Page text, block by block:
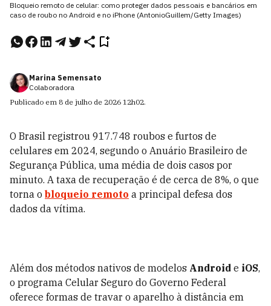
Bloqueio remoto de celular: como proteger dados pessoais e bancários em
caso de roubo no Android e no iPhone (AntonioGuillem/Getty Images)
Marina Semensato
Colaboradora
Publicado em 8 de julho de 2026 12h02.
O Brasil registrou 917.748 roubos e furtos de
celulares em 2024, segundo o Anuário Brasileiro de
Segurança Pública, uma média de dois casos por
minuto. A taxa de recuperação é de cerca de 8%, o que
torna o bloqueio remoto a principal defesa dos
dados da vítima.
Além dos métodos nativos de modelos Android e iOS,
o programa Celular Seguro do Governo Federal
oferece formas de travar o aparelho à distância em